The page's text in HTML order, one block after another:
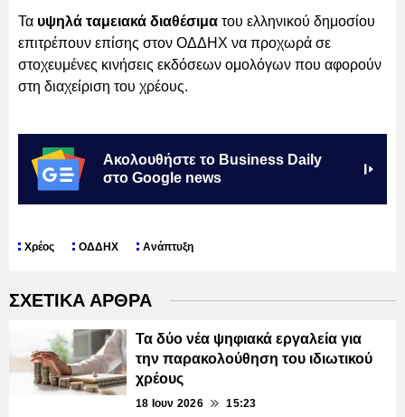
Τα υψηλά ταμειακά διαθέσιμα του ελληνικού δημοσίου
επιτρέπουν επίσης στον ΟΔΔΗΧ να προχωρά σε
στοχευμένες κινήσεις εκδόσεων ομολόγων που αφορούν
στη διαχείριση του χρέους.
Ακολουθήστε το Business Daily
στο Google news
Χρέος ΟΔΔΗΧ Ανάπτυξη
ΣΧΕΤΙΚΑ ΑΡΘΡΑ
Τα δύο νέα ψηφιακά εργαλεία για
την παρακολούθηση του ιδιωτικού
χρέους
18 Ιουν 2026 15:23